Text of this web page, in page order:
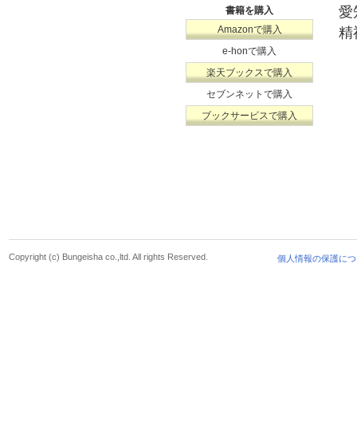
書籍を購入
Amazonで購入
e-honで購入
楽天ブックスで購入
セブンネットで購入
ブックサービスで購入
愛
精
個人情報の保護に
Copyright (c) Bungeisha co.,ltd. All rights Reserved.